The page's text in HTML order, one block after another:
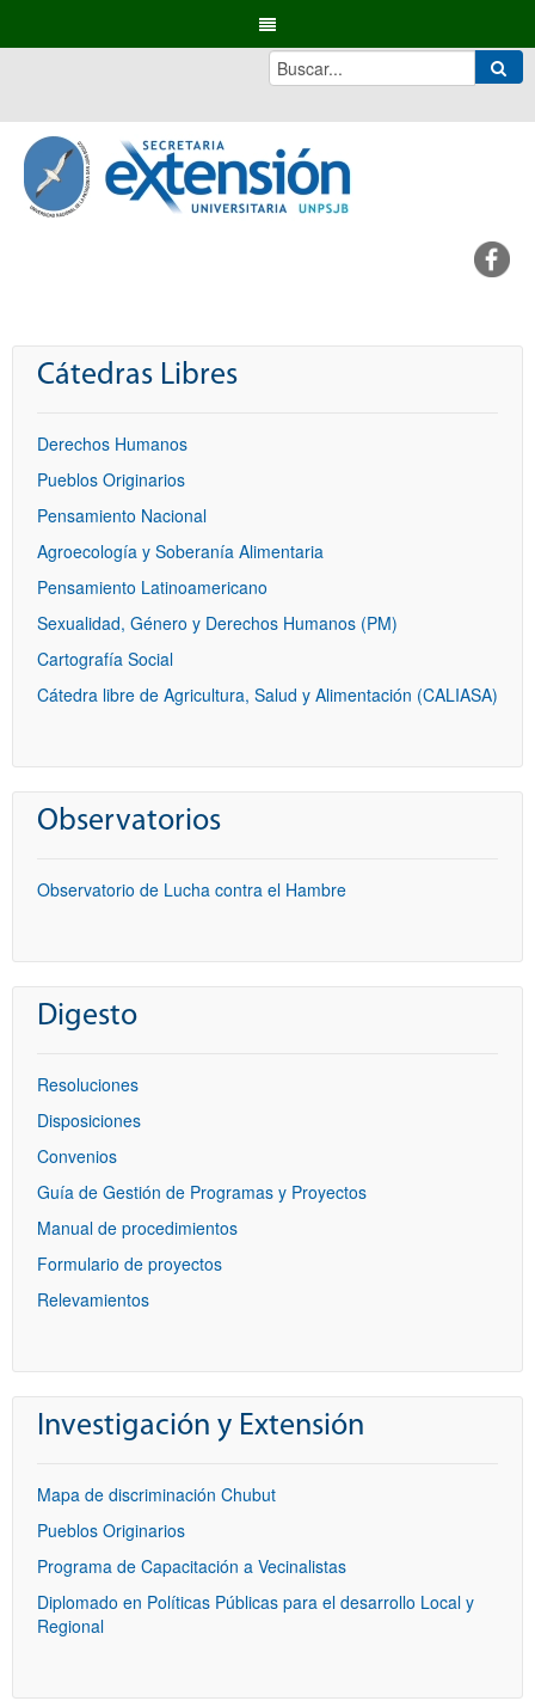
Cátedras Libres
Derechos Humanos
Pueblos Originarios
Pensamiento Nacional
Agroecología y Soberanía Alimentaria
Pensamiento Latinoamericano
Sexualidad, Género y Derechos Humanos (PM)
Cartografía Social
Cátedra libre de Agricultura, Salud y Alimentación (CALIASA)
Observatorios
Observatorio de Lucha contra el Hambre
Digesto
Resoluciones
Disposiciones
Convenios
Guía de Gestión de Programas y Proyectos
Manual de procedimientos
Formulario de proyectos
Relevamientos
Investigación y Extensión
Mapa de discriminación Chubut
Pueblos Originarios
Programa de Capacitación a Vecinalistas
Diplomado en Políticas Públicas para el desarrollo Local y
Regional